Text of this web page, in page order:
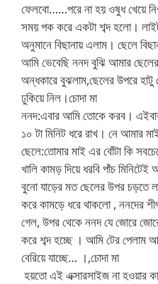
ফেলবো……পরে না হয় ওষুধ খেয়ে
সময় পক করে একটা শব্দ হলো।
অনুমানে বিছানায় এলাম। ছেলে
আমি ভেবেছি ননদ বুঝি আমার
অন্ধকারে বুঝলাম,ছেলের উপরে হাটু
ঢুকিয়ে নিল।চোদা মা
ননদ:এবার আমি তোকে করব।
১০ টা মিনিট ধরে রাখ। নে আমার
ছেলে:তোমার মাই এর বোঁটা কি
খালি কামড় দিয়ে ধরবি পাঁচ
বুনো যাড়ের মত ছেলের উপর চড়তে
করে কামড়ে ধরে থাকলো , ননদের
গেল, উপর থেকে ননদ যে জোরে
করে শব্দ হচ্ছে । আমি টের পেলাম
বেরিয়ে যাচ্ছে… ।,চোদা মা
হয়তো এই এক্সারসাইজ না হওয়ার